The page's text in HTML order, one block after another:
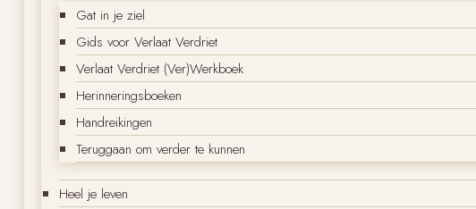
Gat in je ziel
Gids voor Verlaat Verdriet
Verlaat Verdriet (Ver)Werkboek
Herinneringsboeken
Handreikingen
Teruggaan om verder te kunnen
Heel je leven